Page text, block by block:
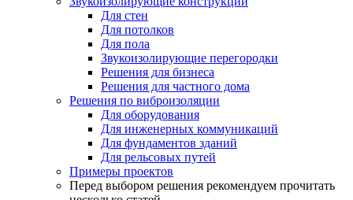
Для стен
Для потолков
Для пола
Звукоизолирующие перегородки
Решения для бизнеса
Решения для частного дома
Решения по виброизоляции
Для оборудования
Для инженерных коммуникаций
Для фундаментов зданий
Для рельсовых путей
Примеры проектов
Перед выбором решения рекомендуем прочитать